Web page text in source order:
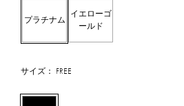
プラチナム
イエローゴ
ールド
サイズ： FREE